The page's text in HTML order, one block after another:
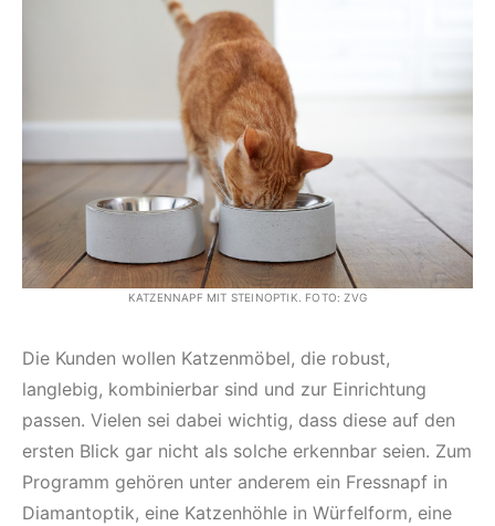
KATZENNAPF MIT STEINOPTIK. FOTO: ZVG
Die Kunden wollen Katzenmöbel, die robust,
langlebig, kombinierbar sind und zur Einrichtung
passen. Vielen sei dabei wichtig, dass diese auf den
ersten Blick gar nicht als solche erkennbar seien. Zum
Programm gehören unter anderem ein Fressnapf in
Diamantoptik, eine Katzenhöhle in Würfelform, eine